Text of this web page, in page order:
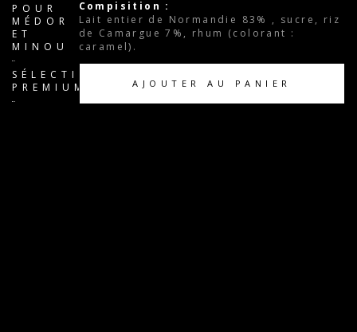
Compisition :
Lait entier de Normandie 83% , sucre, riz
de Camargue 7%, rhum (colorant :
caramel).
AJOUTER AU PANIER
POUR
MÉDOR
ET
MINOU
SÉLECTION
PREMIUM